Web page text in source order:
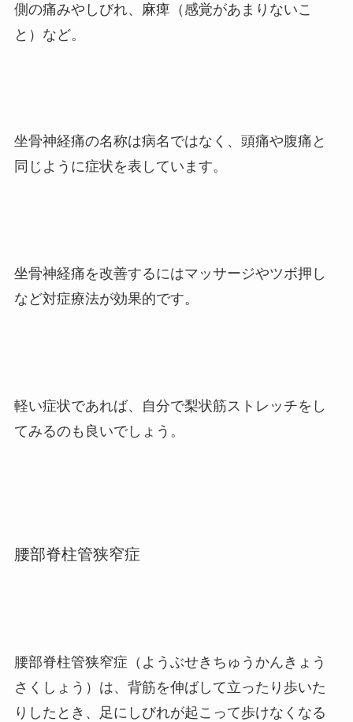
側の痛みやしびれ、麻痺（感覚があまりないこ
と）など。
坐骨神経痛の名称は病名ではなく、頭痛や腹痛と
同じように症状を表しています。
坐骨神経痛を改善するにはマッサージやツボ押し
など対症療法が効果的です。
軽い症状であれば、自分で梨状筋ストレッチをし
てみるのも良いでしょう。
腰部脊柱管狭窄症
腰部脊柱管狭窄症（ようぶせきちゅうかんきょう
さくしょう）は、背筋を伸ばして立ったり歩いた
りしたとき、足にしびれが起こって歩けなくなる